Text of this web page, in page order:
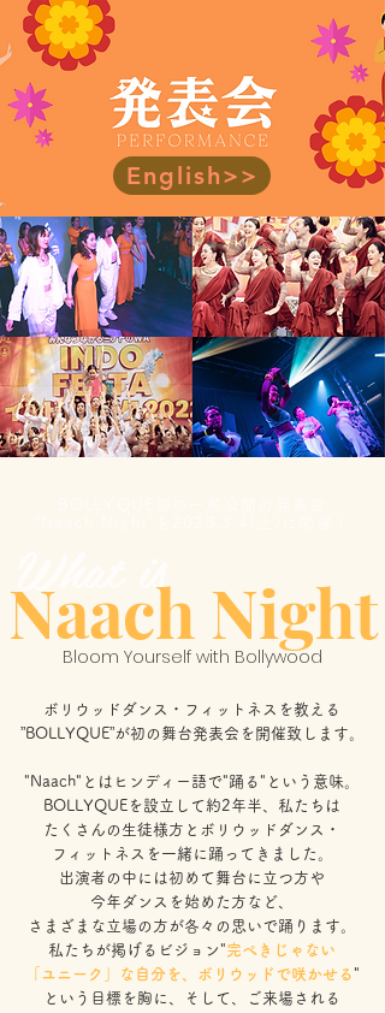
English>>
What is
Naach Night
Bloom Yourself with Bollywood
ボリウッドダンス・フィットネスを教える
”BOLLYQUE”が初の舞台発表会を開催致します。
​"Naach"とはヒンディー語で"踊る"という意味。
BOLLYQUEを設立して約2年半、 私たちは
たくさんの生徒様方と ボリウッドダンス・
フィットネスを一緒に踊ってきました。
出演者の中には初めて舞台に立つ方や
今年ダンスを始めた方など、
さまざまな立場の方が各々の思いで踊ります。
私たちが掲げるビジョン"完ぺきじゃない
「ユニーク」な自分を、
ボリウッドで咲かせる "
という目標を胸に、
そして、ご来場される